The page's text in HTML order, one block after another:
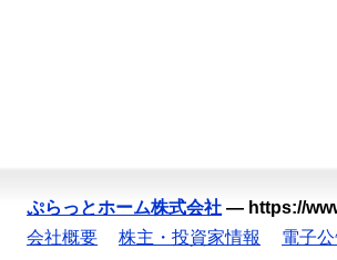
ぷらっとホーム株式会社 — https://
会社概要
株主・投資家情報 電子